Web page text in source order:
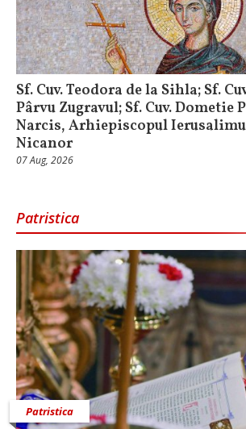
Sf. Cuv. Teodora de la Sihla; Sf.
Pârvu Zugravul; Sf. Cuv. Dometie
Narcis, Arhiepiscopul
Nicanor
07 Aug, 2026
Patristica
Patristica